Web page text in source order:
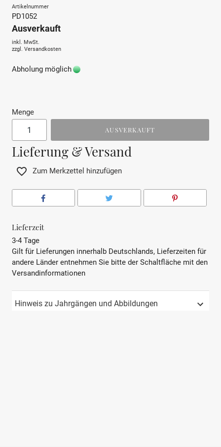
Artikelnummer
PD1052
Ausverkauft
inkl. MwSt.
zzgl. Versandkosten
Abholung möglich
Menge
AUSVERKAUFT
Lieferung & Versand
Zum Merkzettel hinzufügen
Lieferzeit
3-4 Tage
Gilt für Lieferungen innerhalb Deutschlands, Lieferzeiten für
andere Länder entnehmen Sie bitte der Schaltfläche mit den
Versandinformationen
Hinweis zu Jahrgängen und Abbildungen